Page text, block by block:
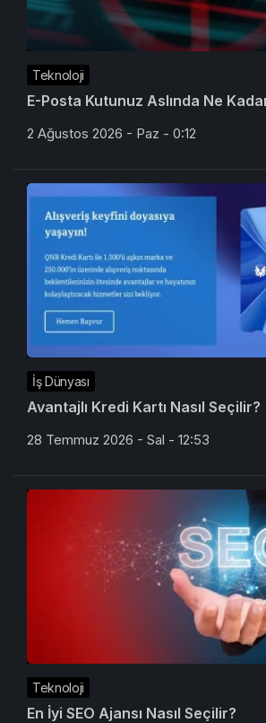
Teknoloji
E-Posta Kutunuz Aslında Ne
2 Ağustos 2026 - Paz - 0:12
İş Dünyası
Avantajlı Kredi Kartı Nasıl Seçilir?
28 Temmuz 2026 - Sal - 12:53
Teknoloji
En İyi SEO Ajansı Nasıl Seçilir?